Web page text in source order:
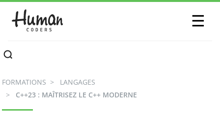
☰
CONTACTEZ-NOUS
FORMATIONS
LANGAGES
C++23 : MAÎTRISEZ LE C++ MODERNE